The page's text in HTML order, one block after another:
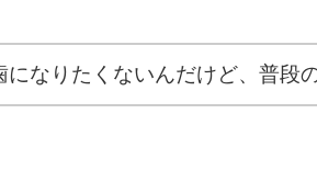
になりたくないんだけど、普段